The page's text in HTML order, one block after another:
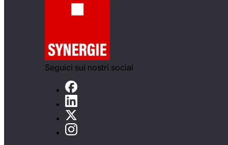
Seguici sui nostri social